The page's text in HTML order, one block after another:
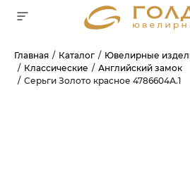
Главная Каталог Ювелирные
Классические
Английский замок
Серьги Золото красное 4786604А.1
Для клиентов всех банков